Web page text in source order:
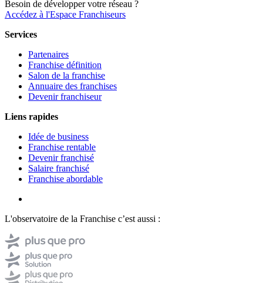
Besoin de développer votre réseau ?
Accédez à l'Espace Franchiseurs
Services
Partenaires
Franchise définition
Salon de la franchise
Annuaire des franchises
Devenir franchiseur
Liens rapides
Idée de business
Franchise rentable
Devenir franchisé
Salaire franchisé
Franchise abordable
L'observatoire de la Franchise c’est aussi :